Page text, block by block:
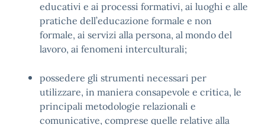
educativi e ai processi formativi, ai luoghi e alle
pratiche dell’educazione formale e non
formale, ai servizi alla persona, al mondo del
lavoro, ai fenomeni interculturali;
possedere gli strumenti necessari per
utilizzare, in maniera consapevole e critica, le
principali metodologie relazionali e
comunicative, comprese quelle relative alla